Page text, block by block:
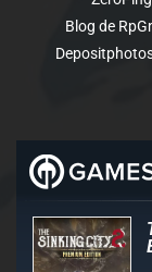
Blog de